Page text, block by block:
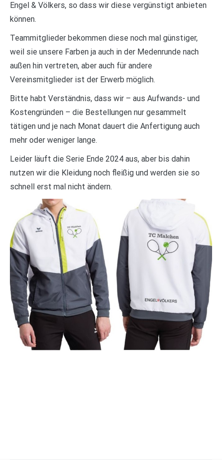
Engel & Völkers, so dass wir diese vergünstigt anbieten
können.
Teammitglieder bekommen diese noch mal günstiger,
weil sie unsere Farben ja auch in der Medenrunde nach
außen hin vertreten, aber auch für andere
Vereinsmitglieder ist der Erwerb möglich.
Bitte habt Verständnis, dass wir – aus Aufwands- und
Kostengründen – die Bestellungen nur gesammelt
tätigen und je nach Monat dauert die Anfertigung auch
mehr oder weniger lange.
Leider läuft die Serie Ende 2024 aus, aber bis dahin
nutzen wir die Kleidung noch fleißig und werden sie so
schnell erst mal nicht ändern.